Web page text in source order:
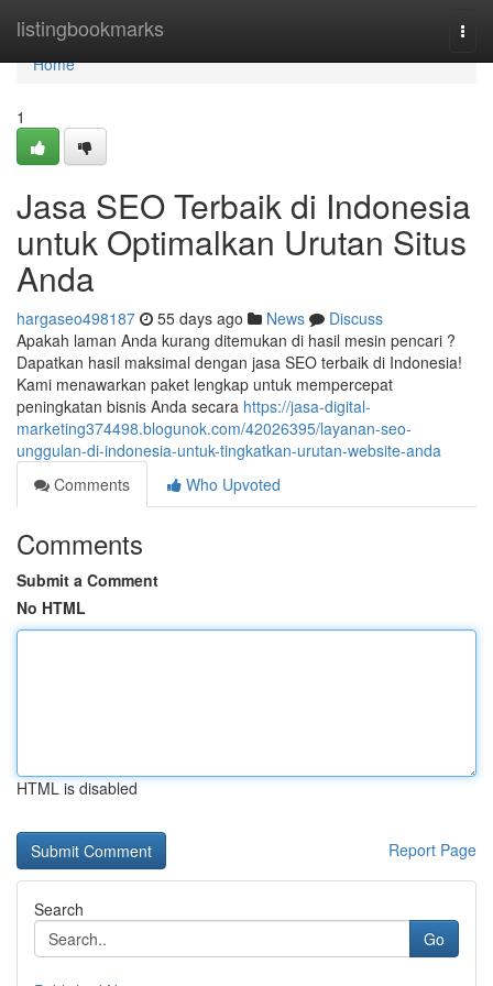
listingbookmarks
Home
Home
1
Jasa SEO Terbaik di Indonesia
untuk Optimalkan Urutan Situs
Anda
hargaseo498187 55 days ago News
Discuss
Apakah laman Anda kurang ditemukan di hasil mesin pencari ?
Dapatkan hasil maksimal dengan jasa SEO terbaik di Indonesia!
Kami menawarkan paket lengkap untuk mempercepat
peningkatan bisnis Anda secara https://jasa-digital-
marketing374498.blogunok.com/42026395/layanan-seo-
unggulan-di-indonesia-untuk-tingkatkan-urutan-website-anda
Comments
Who Upvoted
Comments
Submit a Comment
No HTML
HTML is disabled
Report Page
Search
Go